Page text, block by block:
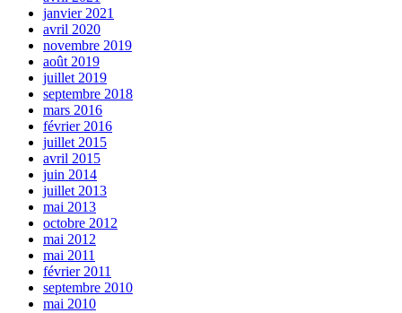
janvier 2021
avril 2020
novembre 2019
août 2019
juillet 2019
septembre 2018
mars 2016
février 2016
juillet 2015
avril 2015
juin 2014
juillet 2013
mai 2013
octobre 2012
mai 2012
mai 2011
février 2011
septembre 2010
mai 2010